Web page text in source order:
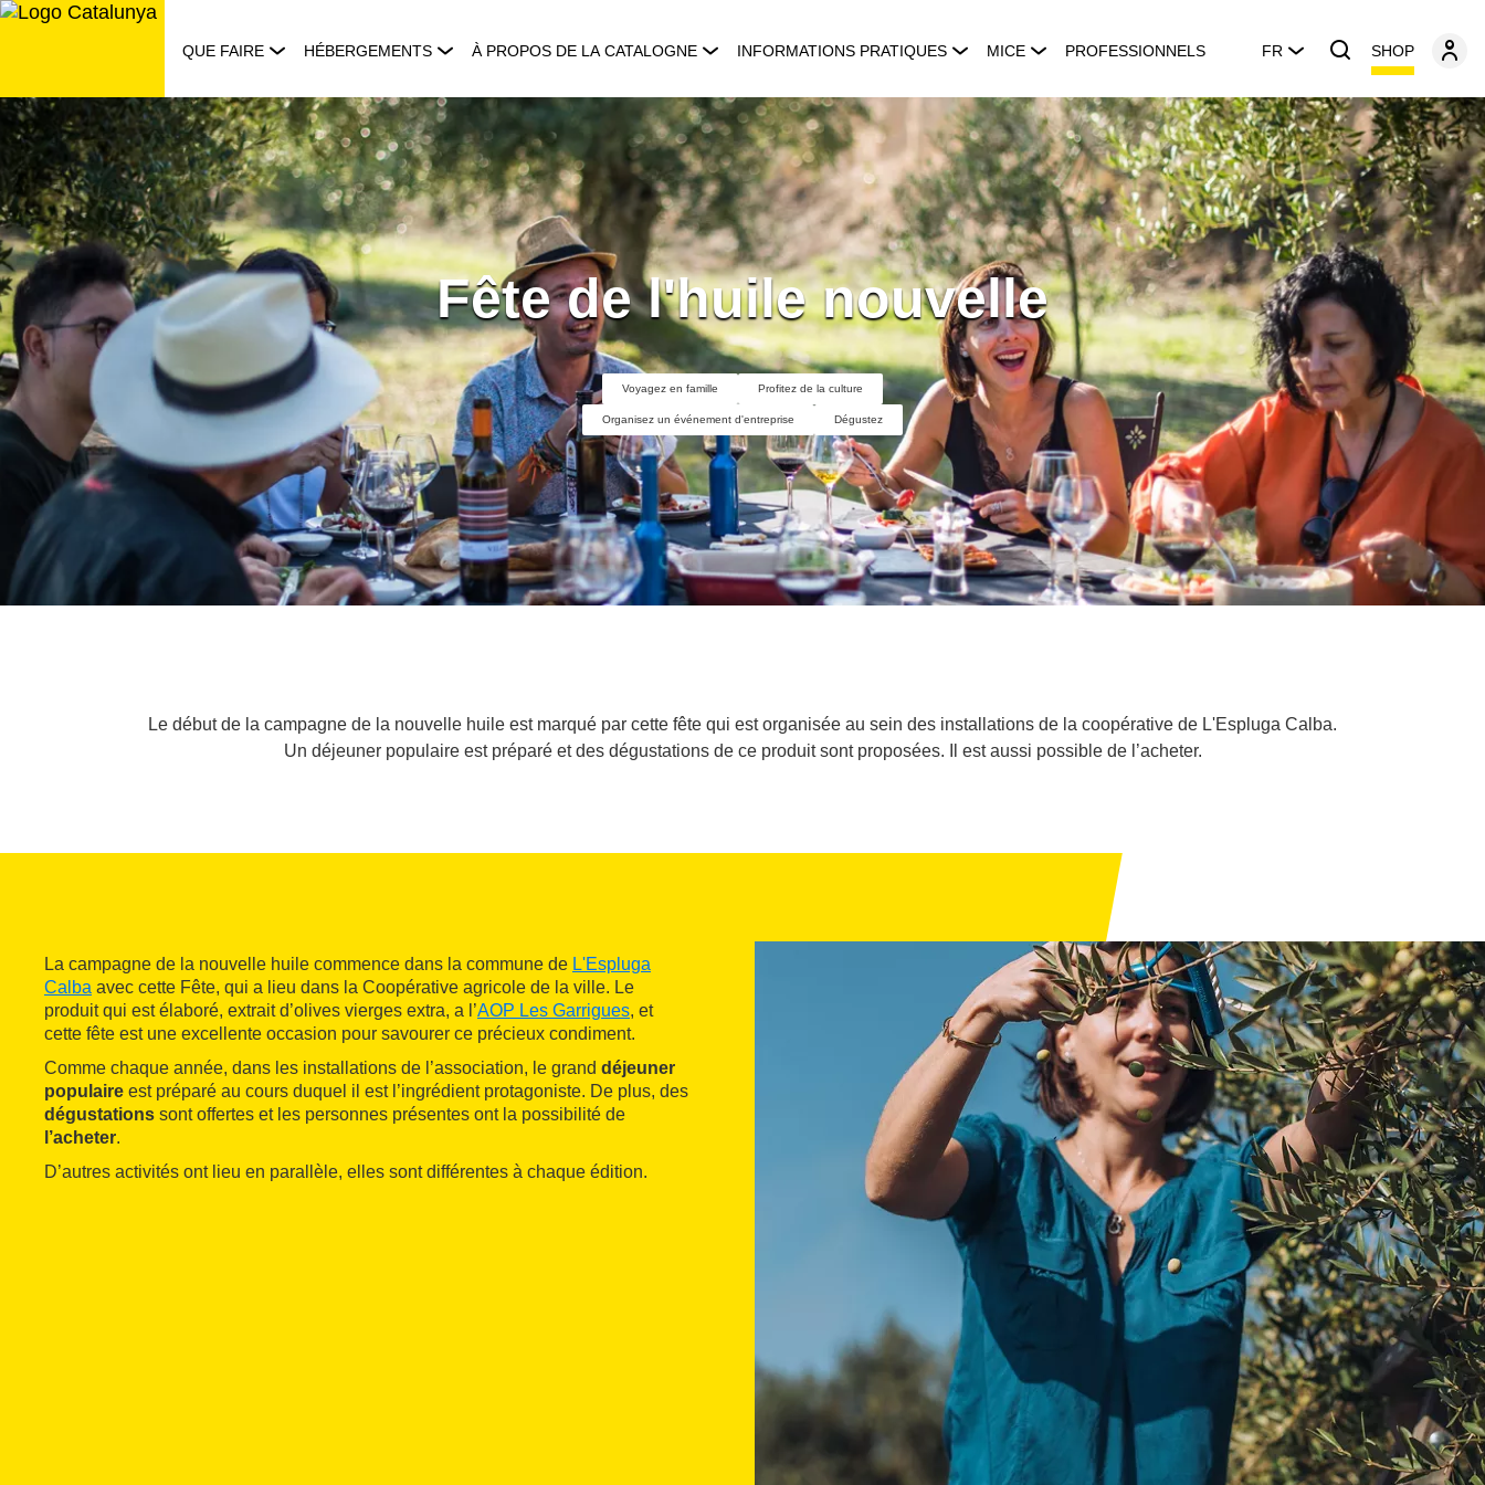
Aller
QUE FAIRE HÉBERGEMENTS À PROPOS DE LA CATALOGNE INFORMATIONS PRATIQUES MICE PROFESSIONNELS FR SHOP
Fête de l'huile nouvelle
Voyagez en famille Profitez de la culture
Organisez un événement d'entreprise Dégustez
Le début de la campagne de la nouvelle huile est marqué par cette fête qui est organisée au sein des installations de la coopérative de L'Espluga Calba.
Un déjeuner populaire est préparé et des dégustations de ce produit sont proposées. Il est aussi possible de l’acheter.
La campagne de la nouvelle huile commence dans la commune de L'Espluga
Calba avec cette Fête, qui a lieu dans la Coopérative agricole de la ville. Le
produit qui est élaboré, extrait d’olives vierges extra, a l’AOP Les Garrigues, et
cette fête est une excellente occasion pour savourer ce précieux condiment.
Comme chaque année, dans les installations de l’association, le grand déjeuner
populaire est préparé au cours duquel il est l’ingrédient protagoniste. De plus, des
dégustations sont offertes et les personnes présentes ont la possibilité de
l’acheter.
D’autres activités ont lieu en parallèle, elles sont différentes à chaque édition.